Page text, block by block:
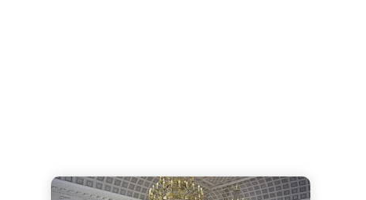
Der Kapitelsaal - Versammlungsort des Ordens